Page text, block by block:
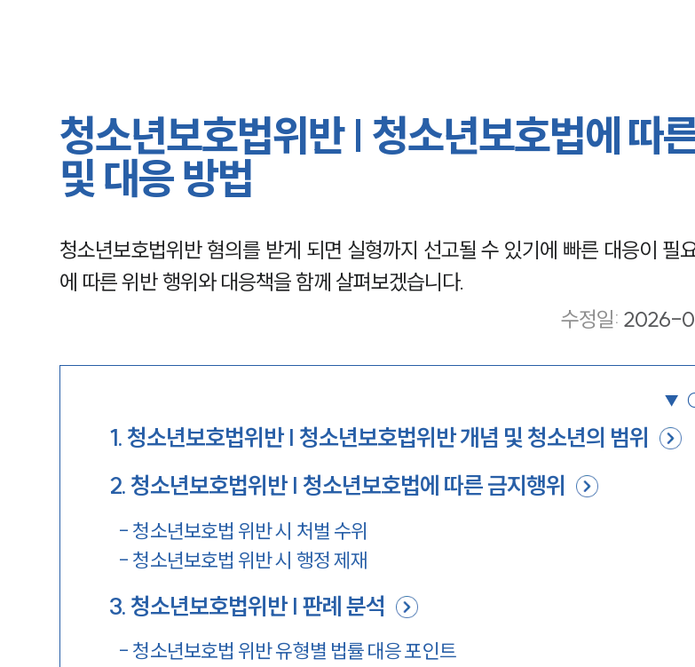
청소년보호법위반 | 청소년보호법에 따
및 대응 방법
청소년보호법위반 혐의를 받게 되면 실형까지 선고될 수 있기에 빠른 대응이 필
에 따른 위반 행위와 대응책을 함께 살펴보겠습니다.
수정일: 2026-
1. 청소년보호법위반 | 청소년보호법위반 개념 및 청소년의 범위
2. 청소년보호법위반 | 청소년보호법에 따른 금지행위
- 청소년보호법 위반 시 처벌 수위
- 청소년보호법 위반 시 행정 제재
3. 청소년보호법위반 | 판례 분석
- 청소년보호법 위반 유형별 법률 대응 포인트